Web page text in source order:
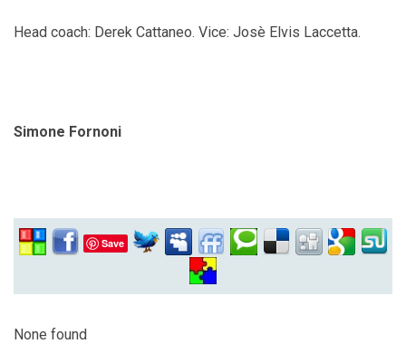
Head coach: Derek Cattaneo. Vice: Josè Elvis Laccetta.
Simone Fornoni
Save
None found